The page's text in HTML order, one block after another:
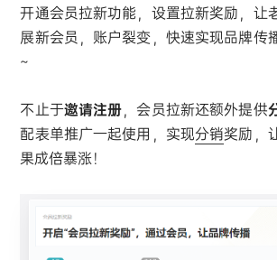
开通会员拉新功能，设置拉新奖励，让
展新会员，账户裂变，快速实现品牌传
~
不止于邀请注册，会员拉新还额外提供
配表单推广一起使用，实现分销奖励，
果成倍暴涨！